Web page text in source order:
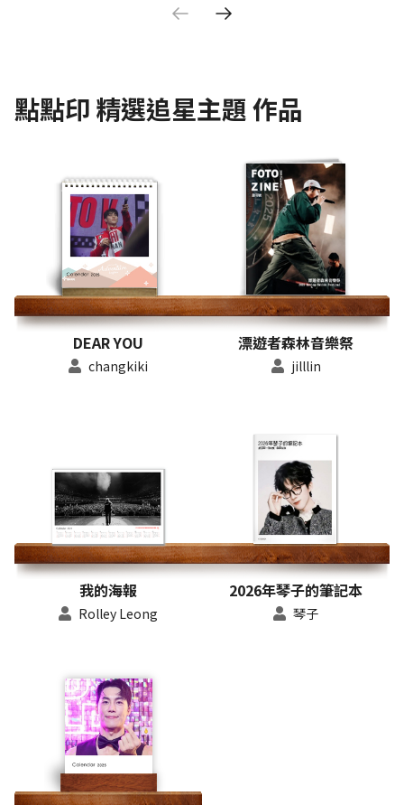
點點印 精選追星主題作品
DEAR YOU
changkiki
漂遊者森林音樂祭
jilllin
我的海報
Rolley Leong
2026年琴子的筆記本
琴子